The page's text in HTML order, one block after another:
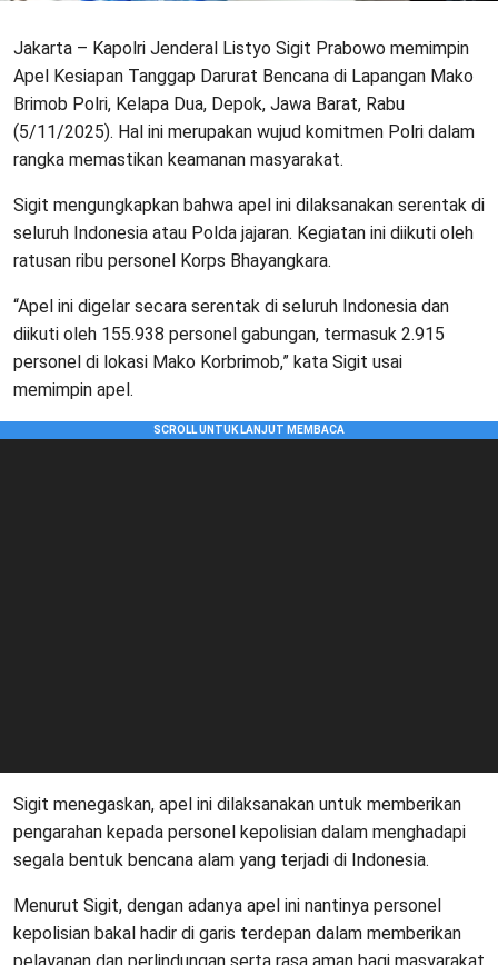
Jakarta – Kapolri Jenderal Listyo Sigit Prabowo memimpin
Apel Kesiapan Tanggap Darurat Bencana di Lapangan Mako
Brimob Polri, Kelapa Dua, Depok, Jawa Barat, Rabu
(5/11/2025). Hal ini merupakan wujud komitmen Polri dalam
rangka memastikan keamanan masyarakat.
Sigit mengungkapkan bahwa apel ini dilaksanakan serentak di
seluruh Indonesia atau Polda jajaran. Kegiatan ini diikuti oleh
ratusan ribu personel Korps Bhayangkara.
“Apel ini digelar secara serentak di seluruh Indonesia dan
diikuti oleh 155.938 personel gabungan, termasuk 2.915
personel di lokasi Mako Korbrimob,” kata Sigit usai
memimpin apel.
Sigit menegaskan, apel ini dilaksanakan untuk memberikan
pengarahan kepada personel kepolisian dalam menghadapi
segala bentuk bencana alam yang terjadi di Indonesia.
Menurut Sigit, dengan adanya apel ini nantinya personel
kepolisian bakal hadir di garis terdepan dalam memberikan